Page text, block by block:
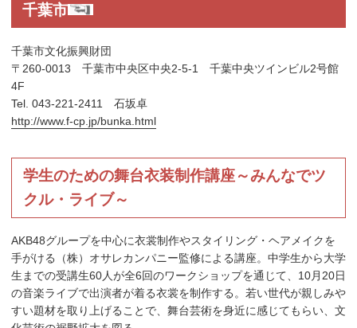
千葉市
千葉市文化振興財団
〒260-0013 千葉市中央区中央2-5-1 千葉中央ツインビル2号館
4F
Tel. 043-221-2411 石坂卓
http://www.f-cp.jp/bunka.html
学生のための舞台衣装制作講座～みんなでツ
クル・ライブ～
AKB48グループを中心に衣裳制作やスタイリング・ヘアメイクを
手がける（株）オサレカンパニー監修による講座。中学生から大学
生までの受講生60人が全6回のワークショップを通じて、10月20日
の音楽ライブで出演者が着る衣裳を制作する。若い世代が親しみや
すい題材を取り上げることで、舞台芸術を身近に感じてもらい、文